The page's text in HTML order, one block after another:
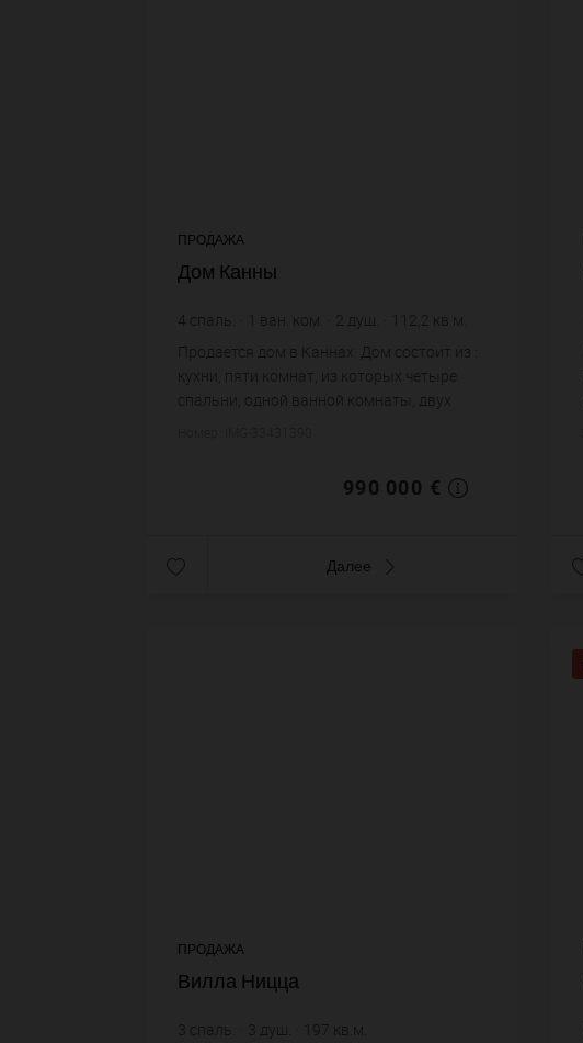
ПРОДАЖА
Дом Канны
4 спаль. ван. ком. 2 душ. 112,2 кв.м.
300 кв.м. зем. уч.
8 823,53 €
цена за кв.м.
Продается дом в Каннах. Дом состоит из :
кухни, пяти комнат, из которых четыре
спальни, одной ванной комнаты, двух
990 000 €
Далее
ПРОДАЖА
Вилла Ницца
3 спаль. 3 душ. 197 кв.м.